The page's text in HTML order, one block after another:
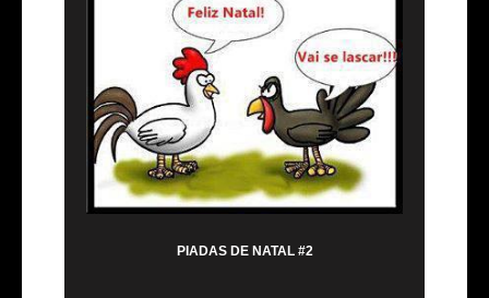
PIADAS DE NATAL #2